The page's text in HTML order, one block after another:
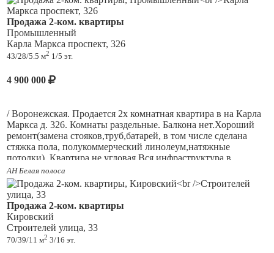
угловая, но при этом очень теплая и светлая. Дом расположен
в тихом районе с насыщенной социальной жизнью, где всё
необходимое находится в шаговой доступности, что особенно
ценно для студентов и работающей молодежи. Рядом с домом
расположены детский сад, школа, центр развития
позволяет закрыть все базовые ежедневные потребности без
использования личного автомобиля. Отличная новость для
использованием ипотечных программ любого банка.
Семейный бюджет также можно использовать по максимуму,
поскольку материнский капитал принимается к зачёту без
каких-либо ограничений. Инвестируйте свои средства в
квадратные метры, а не в аренду чужих стен это решение
окупится уже в первый год. Квартира требует вложения сил
в ремонт, но это отличная возможность сделать интерьер
полностью под себя, вложив душу и получив дизайн мечты
за разумные деньги. Ответственность агентства при
осуществлении профессиональной деятельности риэлтора
застрахована ОА АльфаСтрахование.
Продажа 2-ком. квартиры
Промышленный
Карла Маркса проспект, 326
43/28/5.5 м2 1/5 эт.
4 900 000
/ Воронежская. Продается 2х комнатная квартира в на Карла
Маркса д. 326. Комнаты раздельные. Балкона нет.Хороший
ремонт(замена стояков,труб,батарей, в том числе сделана
стяжка пола, полукоммерческий линолеум,натяжные
потолки). Квартира не угловая.Вся инфраструктура в
шаговой доступности.Тихий,спокойный двор.
АН Белая полоса
Продажа 2-ком. квартиры
Кировский
Строителей улица, 33
70/39/11 м2 3/16 эт.